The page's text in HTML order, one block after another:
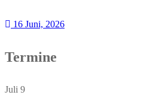
16 Juni, 2026
Termine
Juli 9